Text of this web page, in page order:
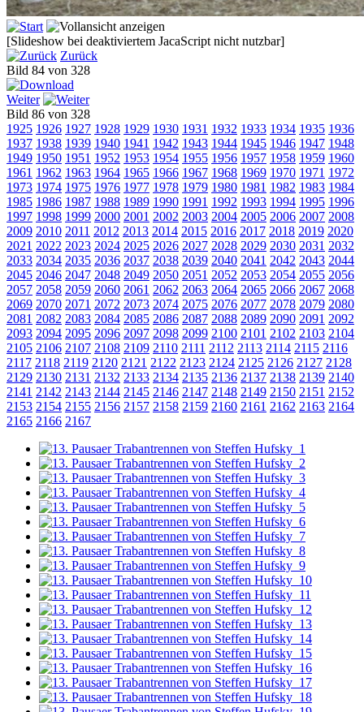
[Slideshow bei deaktiviertem JacaScript nicht nutzbar]
Zurück
Bild 84 von 328
Weiter
Bild 86 von 328
1925 1926 1927 1928 1929 1930 1931 1932 1933 1934 1935 1936
1937 1938 1939 1940 1941 1942 1943 1944 1945 1946 1947 1948
1949 1950 1951 1952 1953 1954 1955 1956 1957 1958 1959 1960
1961 1962 1963 1964 1965 1966 1967 1968 1969 1970 1971 1972
1973 1974 1975 1976 1977 1978 1979 1980 1981 1982 1983 1984
1985 1986 1987 1988 1989 1990 1991 1992 1993 1994 1995 1996
1997 1998 1999 2000 2001 2002 2003 2004 2005 2006 2007 2008
2009 2010 2011 2012 2013 2014 2015 2016 2017 2018 2019 2020
2021 2022 2023 2024 2025 2026 2027 2028 2029 2030 2031 2032
2033 2034 2035 2036 2037 2038 2039 2040 2041 2042 2043 2044
2045 2046 2047 2048 2049 2050 2051 2052 2053 2054 2055 2056
2057 2058 2059 2060 2061 2062 2063 2064 2065 2066 2067 2068
2069 2070 2071 2072 2073 2074 2075 2076 2077 2078 2079 2080
2081 2082 2083 2084 2085 2086 2087 2088 2089 2090 2091 2092
2093 2094 2095 2096 2097 2098 2099 2100 2101 2102 2103 2104
2105 2106 2107 2108 2109 2110 2111 2112 2113 2114 2115 2116
2117 2118 2119 2120 2121 2122 2123 2124 2125 2126 2127 2128
2129 2130 2131 2132 2133 2134 2135 2136 2137 2138 2139 2140
2141 2142 2143 2144 2145 2146 2147 2148 2149 2150 2151 2152
2153 2154 2155 2156 2157 2158 2159 2160 2161 2162 2163 2164
2165 2166 2167